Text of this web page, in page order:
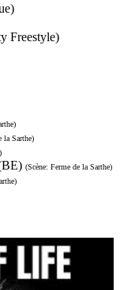
Freestyle)
la Sarthe)
(Scène: Ferme de la Sarthe)